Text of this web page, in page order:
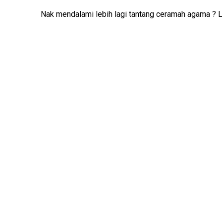
Nak mendalami lebih lagi tantang ceramah agama ?